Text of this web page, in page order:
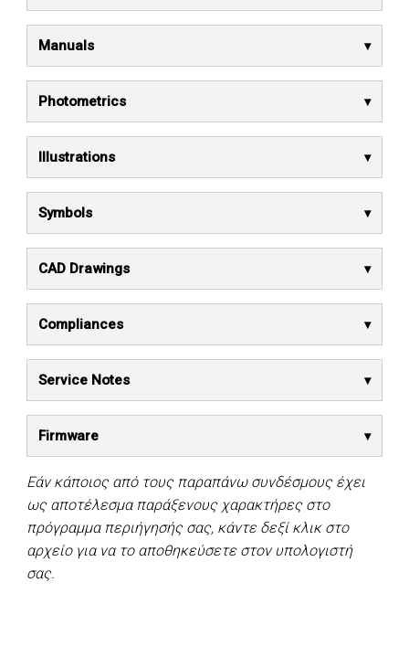
Manuals
Photometrics
Illustrations
Symbols
CAD Drawings
Compliances
Service Notes
Firmware
Εάν κάποιος από τους παραπάνω συνδέσμους έχει
ως αποτέλεσμα παράξενους χαρακτήρες στο
πρόγραμμα περιήγησής σας, κάντε δεξί κλικ στο
αρχείο για να το αποθηκεύσετε στον υπολογιστή
σας.